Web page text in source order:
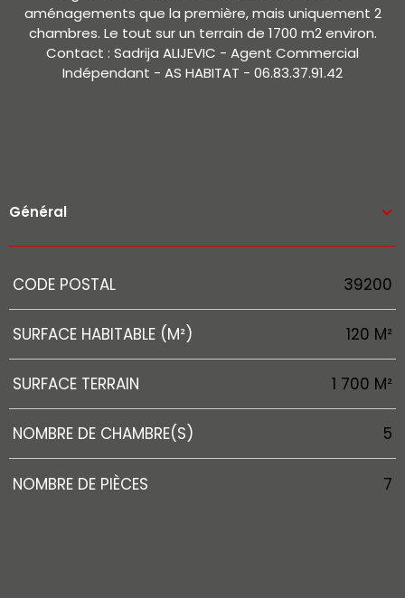
aménagements que la première, mais uniquement 2
chambres. Le tout sur un terrain de 1700 m2 environ.
Contact : Sadrija ALIJEVIC - Agent Commercial
Indépendant - AS HABITAT - 06.83.37.91.42
Général
Caractérisque
CODE POSTAL 39200
SURFACE HABITABLE (M²) 120 M²
SURFACE TERRAIN 1 700 M²
NOMBRE DE CHAMBRE(S) 5
NOMBRE DE PIÈCES 7